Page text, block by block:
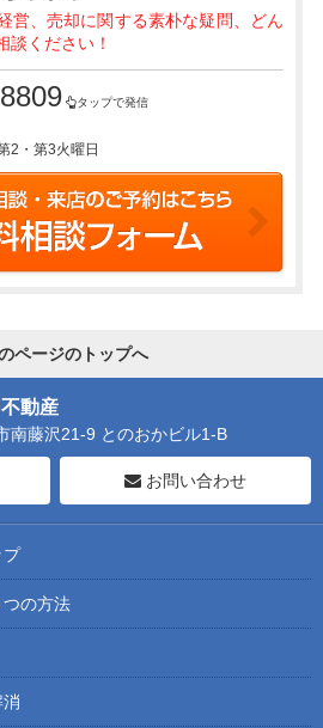
営、売却に関する素朴な疑問、どん
談ください！
タップで発信
2・第3火曜日
ページのトップへ
動産
南藤沢21-9 とのおかビル1-B
お問い合わせ
プ
の方法